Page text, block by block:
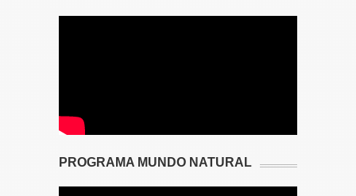
PROGRAMA MUNDO NATURAL